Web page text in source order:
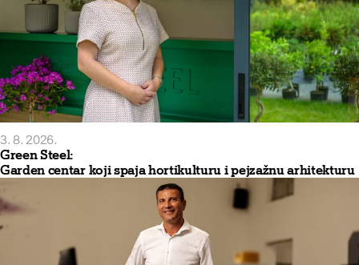
3. 8. 2026.
Green Steel:
Garden centar koji spaja hortikulturu i pejzažnu arhitekturu